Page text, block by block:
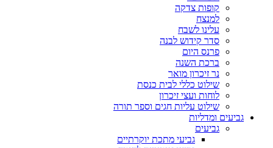
קופות צדקה
למנצח
עלינו לשבח
סדר קידוש לבנה
פרנס היום
ברכת השנה
נר זיכרון מואר
שילוט כללי לבית כנסת
לוחות ועצי זיכרון
שילוט עליות חגים וספר תורה
גביעים ומדליות
גביעים
גביעי מתכת יוקרתיים